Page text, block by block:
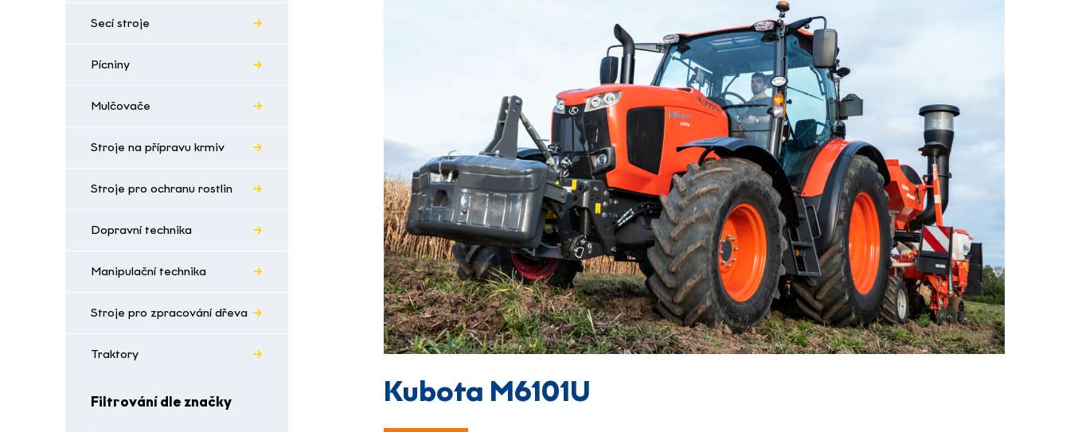
Secí stroje
Pícniny
Mulčovače
Stroje na přípravu krmiv
Stroje pro ochranu rostlin
Dopravní technika
Manipulační technika
Stroje pro zpracování dřeva
Traktory
Filtrování dle značky Kubota M6101U